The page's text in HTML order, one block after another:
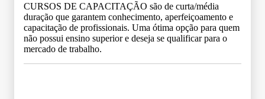
CURSOS DE CAPACITAÇÃO são de curta/média
duração que garantem conhecimento, aperfeiçoamento e
capacitação de profissionais. Uma ótima opção para quem
não possui ensino superior e deseja se qualificar para o
mercado de trabalho.